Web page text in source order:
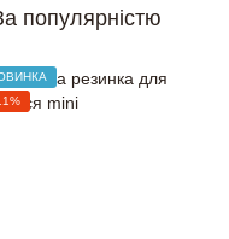
популярністю